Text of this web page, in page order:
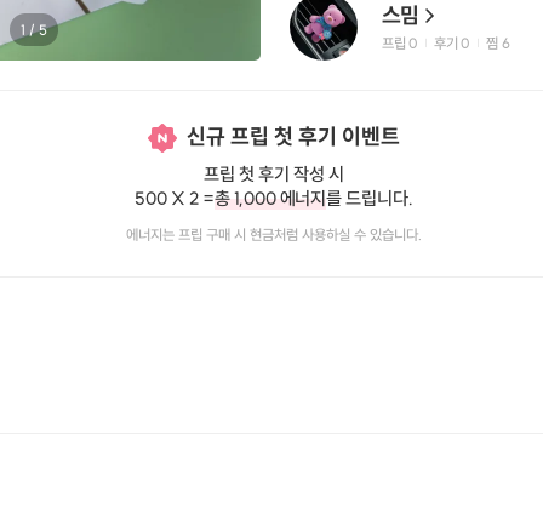
1 /5
스밈
프립 0 후기 0 찜 6
신규 프립 첫 후기 이벤트
프립 첫 후기 작성 시
500 X 2 =총 1,000 에너지를 드립니다.
에너지는 프립 구매 시 현금처럼 사용하실 수 있습니다.